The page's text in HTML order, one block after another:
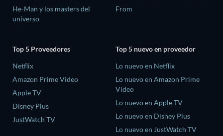
He-Man y los masters del
universo
From
Top 5 Proveedores
Netflix
Amazon Prime Video
Apple TV
Disney Plus
JustWatch TV
Top 5 nuevo en proveedor
Lo nuevo en Netflix
Lo nuevo en Amazon Prime
Video
Lo nuevo en Apple TV
Lo nuevo en Disney Plus
Lo nuevo en JustWatch TV